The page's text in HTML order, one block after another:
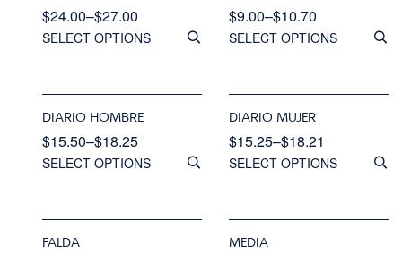
$24.00–$27.00
SELECT OPTIONS
$9.00–$10.70
SELECT OPTIONS
DIARIO HOMBRE
$15.50–$18.25
SELECT OPTIONS
DIARIO MUJER
$15.25–$18.21
SELECT OPTIONS
FALDA MEDIA